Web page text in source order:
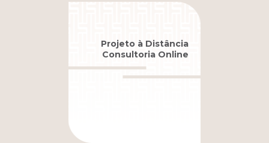
Projeto à Distância
Consultoria Online